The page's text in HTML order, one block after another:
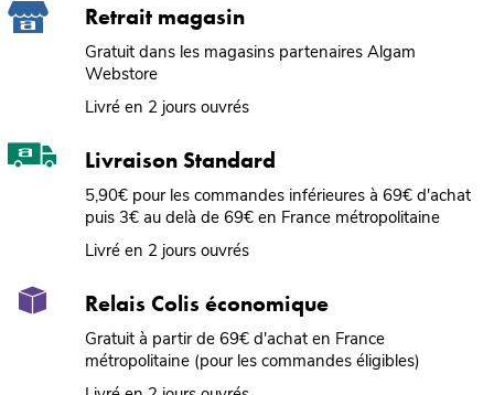
Retrait magasin
Gratuit dans les magasins partenaires Algam
Webstore
Livré en 2 jours ouvrés
Livraison Standard
5,90€ pour les commandes inférieures à 69€ d'achat
puis 3€ au delà de 69€ en France métropolitaine
Livré en 2 jours ouvrés
Relais Colis économique
Gratuit à partir de 69€ d'achat en France
métropolitaine (pour les commandes éligibles)